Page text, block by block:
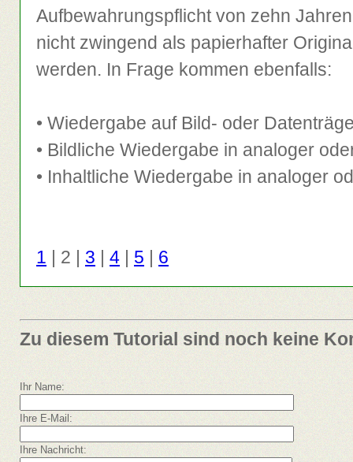
Aufbewahrungspflicht von zehn
nicht zwingend als papierhafter
werden. In Frage kommen ebenfalls:
• Wiedergabe auf Bild- oder
• Bildliche Wiedergabe in analoger
• Inhaltliche Wiedergabe in analoger
1 | 2 | 3 | 4 | 5 | 6
Zu diesem Tutorial sind noch keine
Ihr Name:
Ihre E-Mail:
Ihre Nachricht: